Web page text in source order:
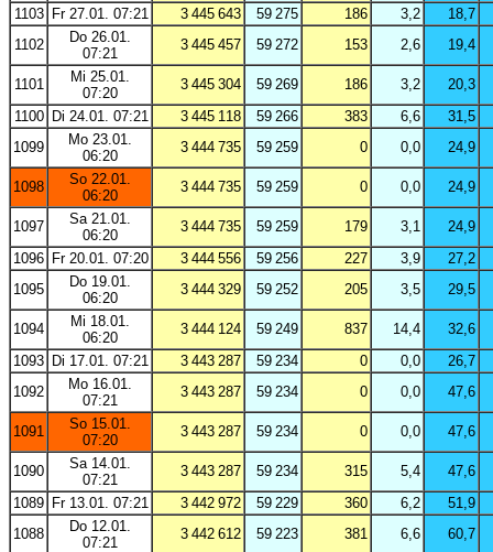
1103
Fr 27.01. 07:21 3 445 643 59 275 186 3,2
18,7
1102
Do 26.01.
07:21
3 445 457 59 272 153 2,6 19,4
1101
Mi 25.01.
07:20
3 445 304 59 269 186 3,2
20,3
1100
Di 24.01. 07:21 3 445 118 59 266 383 6,6
31,5
1099
Mo 23.01.
06:20
3 444 735 59 259 0 0,0 24,9
1098
So 22.01.
06:20
3 444 735 59 259 0 0,0 24,9
1097
Sa 21.01.
06:20
3 444 735 59 259 179 3,1
24,9
1096 Fr 20.01. 07:20 3 444 556 59 256 227 3,9
27,2
1095
Do 19.01.
06:20
3 444 329 59 252 205 3,5 29,5
1094
Mi 18.01.
06:20
3 444 124 59 249 837 14,4
32,6
1093 Di 17.01. 07:21 3 443 287 59 234 0 0,0
26,7
1092
Mo 16.01.
07:21
3 443 287 59 234 0 0,0 47,6
1091
So 15.01.
07:20
3 443 287 59 234 0 0,0 47,6
1090
Sa 14.01.
07:21
3 443 287 59 234 315 5,4
47,6
1089 Fr 13.01. 07:21 3 442 972 59 229 360 6,2
51,9
1088
Do 12.01.
07:21
3 442 612 59 223 381 6,6
60,7